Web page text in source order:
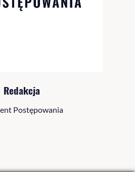
Redakcja
Postępowania